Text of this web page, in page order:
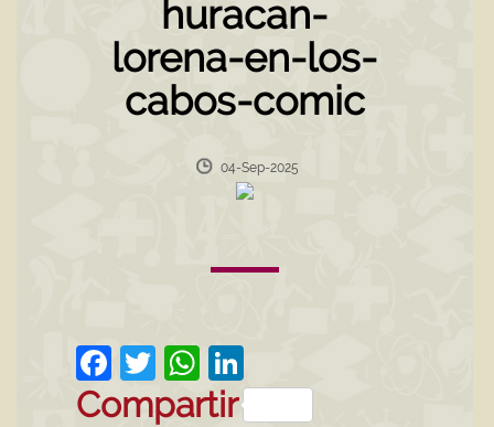
huracan-
lorena-en-los-
cabos-comic
04-Sep-2025
Facebook
TwitterWhatsApp
Compartir